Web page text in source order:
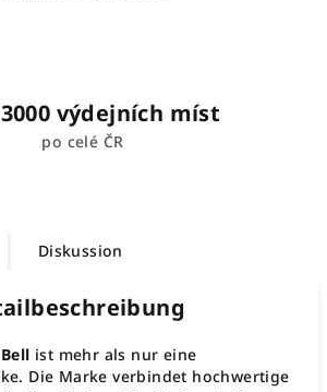
výdejních míst
po celé ČR
Diskussion
ist mehr als nur eine
Die Marke verbindet hochwertige